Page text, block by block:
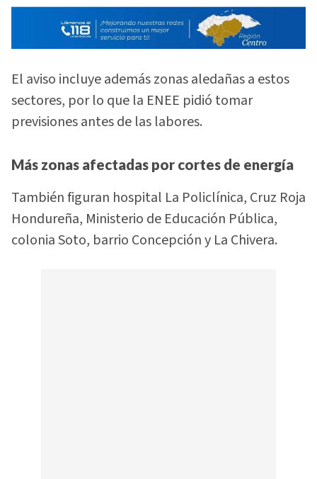
El aviso incluye además zonas aledañas a estos
sectores, por lo que la ENEE pidió tomar
previsiones antes de las labores.
Más zonas afectadas por cortes de energía
También figuran hospital La Policlínica, Cruz Roja
Hondureña, Ministerio de Educación Pública,
colonia Soto, barrio Concepción y La Chivera.